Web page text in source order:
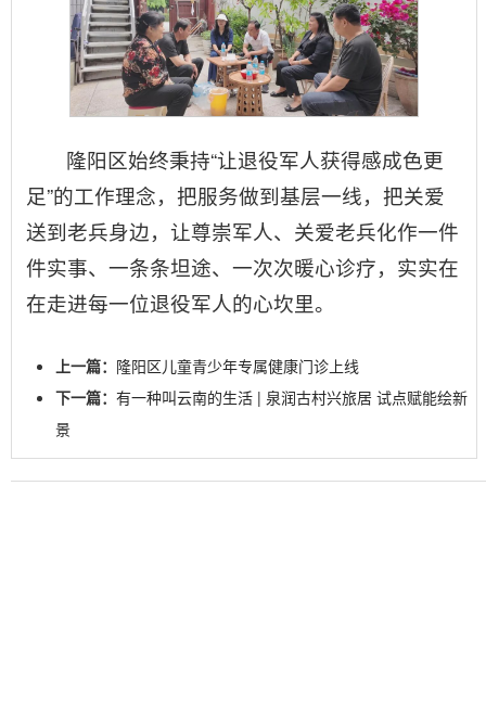
隆阳区始终秉持“让退役军人获得感成色更
足”的工作理念，把服务做到基层一线，把关爱
送到老兵身边，让尊崇军人、关爱老兵化作一件
件实事、一条条坦途、一次次暖心诊疗，实实在
在走进每一位退役军人的心坎里。
上一篇： 隆阳区儿童青少年专属健康门诊上线
下一篇： 有一种叫云南的生活 | 泉润古村兴旅居 试点赋能绘新
景